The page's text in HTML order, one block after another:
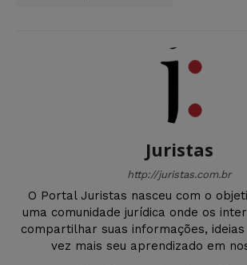
Juristas
http://juristas.com.br
O Portal Juristas nasceu com o
uma comunidade jurídica onde os
compartilhar suas informações,
vez mais seu aprendizado em